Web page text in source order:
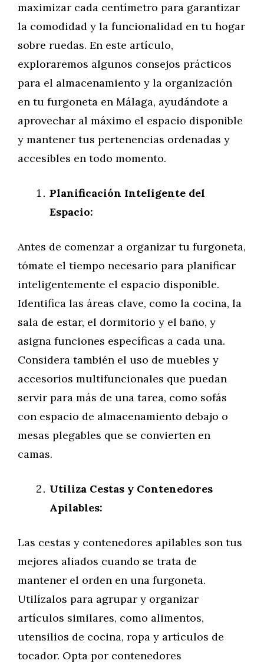
maximizar cada centímetro para garantizar
la comodidad y la funcionalidad en tu hogar
sobre ruedas. En este artículo,
exploraremos algunos consejos prácticos
para el almacenamiento y la organización
en tu furgoneta en Málaga, ayudándote a
aprovechar al máximo el espacio disponible
y mantener tus pertenencias ordenadas y
accesibles en todo momento.
Planificación Inteligente del
Espacio:
Antes de comenzar a organizar tu furgoneta,
tómate el tiempo necesario para planificar
inteligentemente el espacio disponible.
Identifica las áreas clave, como la cocina, la
sala de estar, el dormitorio y el baño, y
asigna funciones específicas a cada una.
Considera también el uso de muebles y
accesorios multifuncionales que puedan
servir para más de una tarea, como sofás
con espacio de almacenamiento debajo o
mesas plegables que se convierten en
camas.
Utiliza Cestas y Contenedores
Apilables:
Las cestas y contenedores apilables son tus
mejores aliados cuando se trata de
mantener el orden en una furgoneta.
Utilízalos para agrupar y organizar
artículos similares, como alimentos,
utensilios de cocina, ropa y artículos de
tocador. Opta por contenedores